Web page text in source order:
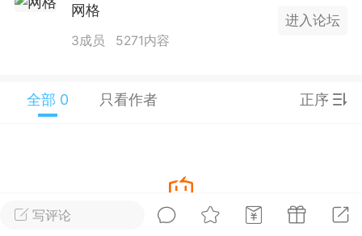
狼行天下 # 黄金
2024年 狼行天下A03.01软件大更
EA 增加货币版EA
写评论
网格
3成员 5271内容
进入论坛
全部 0 只看作者 正序
暂没有数据